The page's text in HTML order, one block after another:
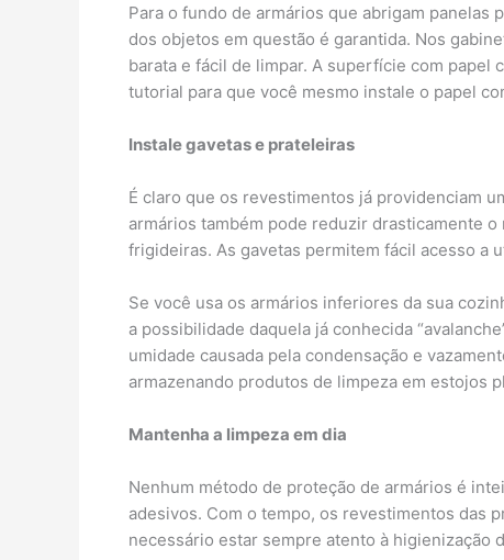
Para o fundo de armários que abrigam
dos objetos em questão é garantida. Nos
barata e fácil de limpar. A superfície com
tutorial para que você mesmo instale o papel
Instale gavetas e prateleiras
É claro que os revestimentos já providenciam
armários também pode reduzir drasticamente
frigideiras. As gavetas permitem fácil acesso a
Se você usa os armários inferiores da sua
a possibilidade daquela já conhecida
umidade causada pela condensação e
armazenando produtos de limpeza em estojos
Mantenha a limpeza em dia
Nenhum método de proteção de armários é
adesivos. Com o tempo, os revestimentos das
necessário estar sempre atento à higienização